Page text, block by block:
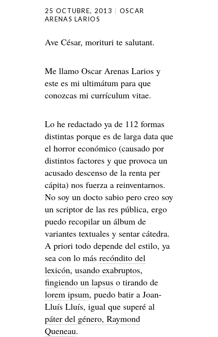
25 OCTUBRE, 2013
OSCAR
ARENAS LARIOS
Ave César, morituri te salutant.
Me llamo Oscar Arenas Larios y
este es mi ultimátum para que
conozcas mi currículum vitae.
Lo he redactado ya de 112 formas
distintas porque es de larga data que
el horror económico (causado por
distintos factores y que provoca un
acusado descenso de la renta per
cápita) nos fuerza a reinventarnos.
No soy un docto sabio pero creo soy
un scriptor de las res pública, ergo
puedo recopilar un álbum de
variantes textuales y sentar cátedra.
A priori todo depende del estilo, ya
sea con lo más recóndito del
lexicón, usando exabruptos,
fingiendo un lapsus o tirando de
lorem ipsum, puedo batir a Joan-
Lluís Lluís, igual que superé al
páter del género, Raymond
Queneau.